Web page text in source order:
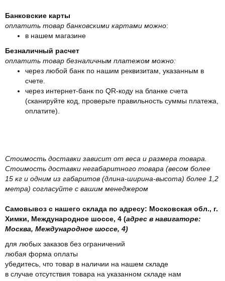
Банковские карты
оплатить товар банковскими картами можно:
в нашем магазине
Безналичный расчет
оплатить товар безналичным платежом можно:
через любой банк по нашим реквизитам, указанным в
счете.
через интернет-банк по QR-коду на бланке счета
(сканируйте код, проверьте правильность суммы платежа,
оплатите).
Стоимость доставки зависит от веса и размера товара.
Стоимость доставки негабаритного товара (весом более
15 кг и одним из габаритов (длина-ширина-высота) более 1,2
метра) согласуйте с вашим менеджером
Самовывоз с нашего склада по адресу: Московская обл., г.
Химки, Международное шоссе, 4 (адрес в навигаторе:
Москва, Международное шоссе, 4)
для любых заказов без ограничений
любая форма оплаты
убедитесь, что товар в наличии на нашем складе
в случае отсутствия товара на указанном складе нам